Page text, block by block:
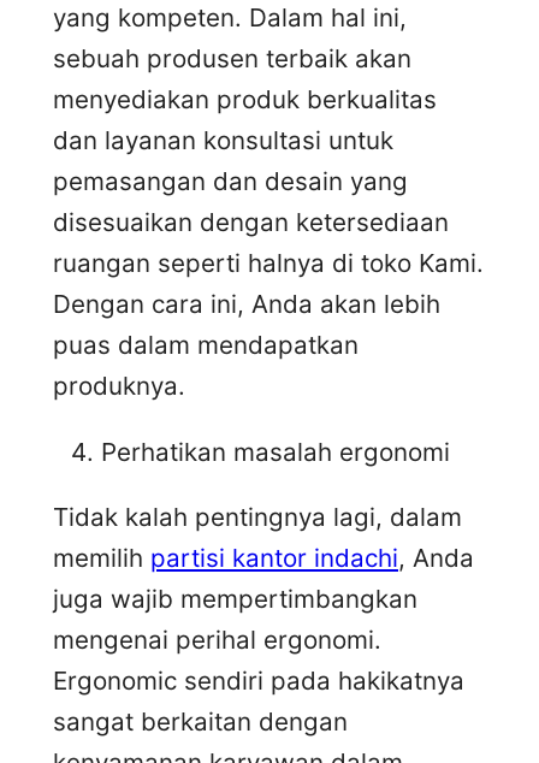
yang kompeten. Dalam hal ini,
sebuah produsen terbaik akan
menyediakan produk berkualitas
dan layanan konsultasi untuk
pemasangan dan desain yang
disesuaikan dengan ketersediaan
ruangan seperti halnya di toko Kami.
Dengan cara ini, Anda akan lebih
puas dalam mendapatkan
produknya.
Perhatikan masalah ergonomi
Tidak kalah pentingnya lagi, dalam
memilih partisi kantor indachi, Anda
juga wajib mempertimbangkan
mengenai perihal ergonomi.
Ergonomic sendiri pada hakikatnya
sangat berkaitan dengan